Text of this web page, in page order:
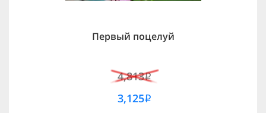
Первый поцелуй
4,813i
3,125i